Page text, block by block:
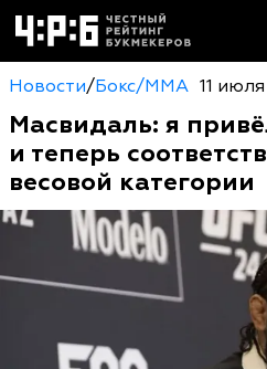
Новости/Бокс/MMA 11
Масвидаль: я
и теперь
весовой категории